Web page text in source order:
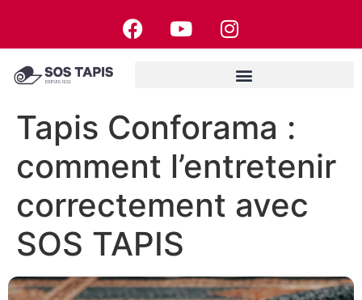
Tapis Conforama :
comment l’entretenir
correctement avec
SOS TAPIS